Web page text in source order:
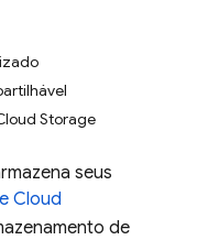
Storage
seus
Cloud
de